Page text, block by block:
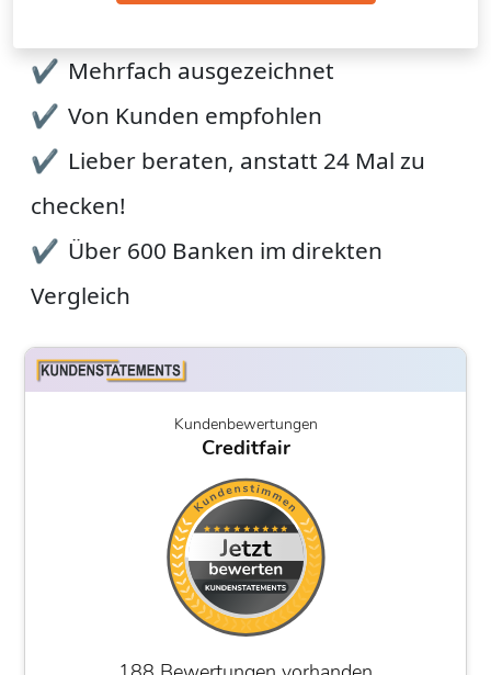
Mehrfach ausgezeichnet
Von Kunden empfohlen
Lieber beraten, anstatt 24 Mal zu
checken!
Über 600 Banken im direkten
Vergleich
Kundenbewertungen
Creditfair